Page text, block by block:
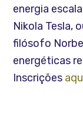
energia
Nikola Tesla,
filósofo
energéticas
Inscrições